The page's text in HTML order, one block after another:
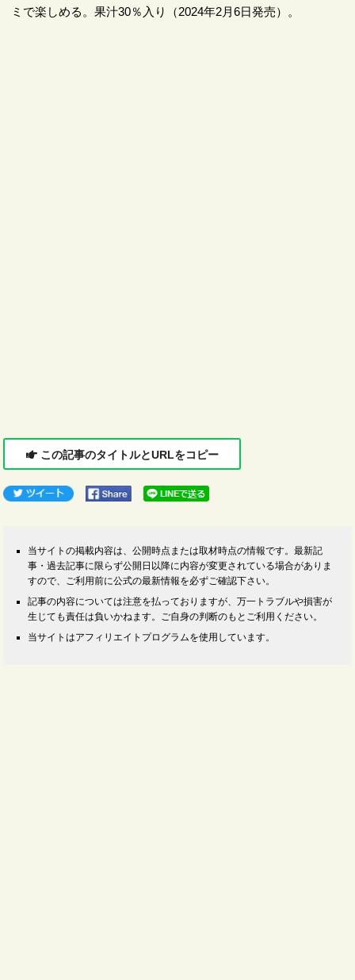
ミで楽しめる。果汁30％入り（2024年2月6日発売）。
この記事のタイトルとURLをコピー
当サイトの掲載内容は、公開時点または取材時点の情報です。最新記
事・過去記事に限らず公開日以降に内容が変更されている場合がありま
すので、ご利用前に公式の最新情報を必ずご確認下さい。
記事の内容については注意を払っておりますが、万一トラブルや損害が
生じても責任は負いかねます。ご自身の判断のもとご利用ください。
当サイトはアフィリエイトプログラムを使用しています。